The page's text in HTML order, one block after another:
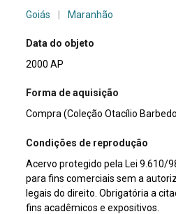
Goiás
| Maranhão
Data do objeto
2000 AP
Forma de aquisição
Compra (Coleção Otacílio
Condições de reprodução
Acervo protegido pela Lei 9.610/
para fins comerciais sem a
legais do direito. Obrigatória a
fins acadêmicos e expositivos.